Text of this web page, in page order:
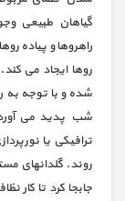
گیاهان طبیعی
راهروها و پیاده
روها ایجاد می
شده و با توجه به
شب پدید می
ترافیکی یا
روند. گلدانهای
جابجا کرد تا